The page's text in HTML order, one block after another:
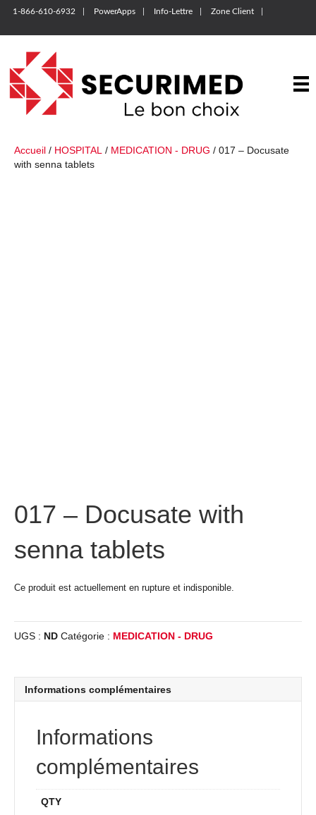
1-866-610-6932 PowerApps Info-Lettre Zone Client
Accueil / HOSPITAL / MEDICATION - DRUG / 017 – Docusate
with senna tablets
017 – Docusate with
senna tablets
Ce produit est actuellement en rupture et indisponible.
UGS : ND Catégorie : MEDICATION - DRUG
Informations complémentaires
Informations
complémentaires
QTY